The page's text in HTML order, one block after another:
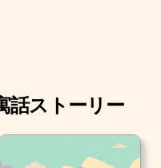
話ストーリー